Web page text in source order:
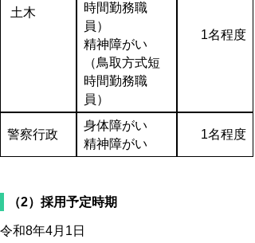
土木
時間勤務職
員）
精神障がい
（鳥取方式短
時間勤務職
員）
1名程度
警察行政
身体障がい
精神障がい
1名程度
（2）採用予定時期
令和8年4月1日